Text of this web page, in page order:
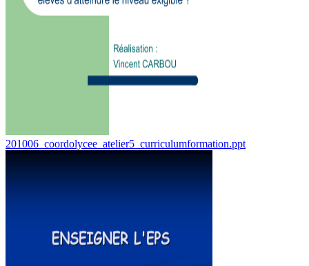
201006_coordolycee_atelier5_curriculumformation.ppt